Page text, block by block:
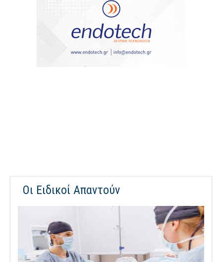
Οι Ειδικοί Απαντούν